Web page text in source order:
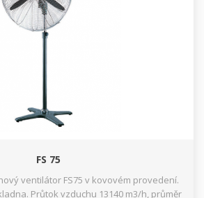
FS 75
ventilátor FS75 v kovovém provedení.
Průtok vzduchu 13140 m3/h, průměr